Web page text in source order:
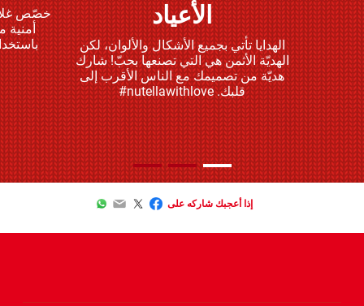
الأعياد
الهدايا تأتي بجميع الأشكال والألوان، لكن
الهديّة الأثمن هي التي تصنعها بحبّ! شارك
هديّة من تصميمك مع الناس الأقرب إلى
قلبك. nutellawithlove#
أمنية
إذا أعجبك شاركه على Facebook
Twitter
Email
WhatsApp